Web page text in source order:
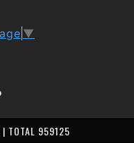
▼
| TOTAL 959125